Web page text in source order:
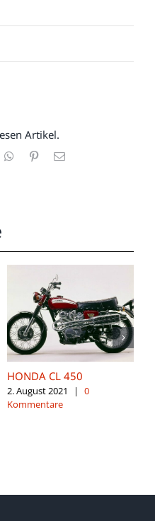
Artikel.
WhatsApp
Pinterest
E-
HONDA CL 450
2. August 2021 |
0
Kommentare